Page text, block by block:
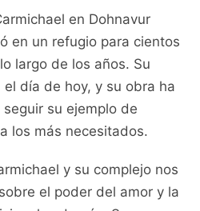
en Dohnavur
en un refugio para cientos
largo de los años. Su
día de hoy, y su obra ha
su ejemplo de
los más necesitados.
y su complejo nos
el poder del amor y la